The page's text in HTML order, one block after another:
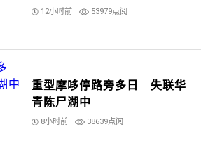
12小时前 53979点阅
重型摩哆停路旁多日 失联华
青陈尸湖中
8小时前 38639点阅